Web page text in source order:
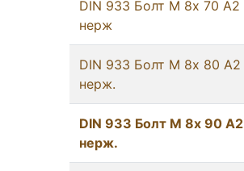
DIN 933 Болт М 8х 70 А2
нерж
DIN 933 Болт М 8х 80 А2
нерж.
DIN 933 Болт М 8х 90 А2
нерж.